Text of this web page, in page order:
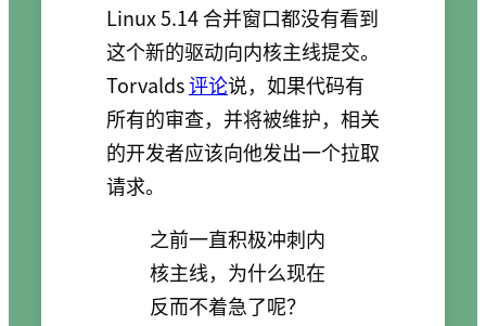
Linux 5.14 合并窗口都没有看到
这个新的驱动向内核主线提交。
Torvalds评论说，如果代码有
所有的审查，并将被维护，相关
的开发者应该向他发出一个拉取
请求。
之前一直积极冲刺内
核主线，为什么现在
反而不着急了呢？